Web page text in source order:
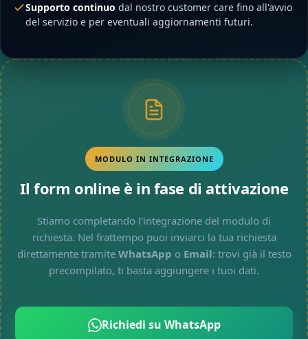
Supporto continuo dal nostro customer care fino all'avvio
del servizio e per eventuali aggiornamenti futuri.
MODULO IN INTEGRAZIONE
Il form online è in fase di attivazione
Stiamo completando l'integrazione del modulo di
richiesta. Nel frattempo puoi inviarci la tua richiesta
direttamente tramite WhatsApp o Email: trovi già il testo
precompilato, ti basta aggiungere i tuoi dati.
Richiedi su WhatsApp